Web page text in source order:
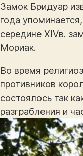
Замок Бридуар
года
середине XIVв.
Мориак.
Во время
противников
состоялось так
разграбления и